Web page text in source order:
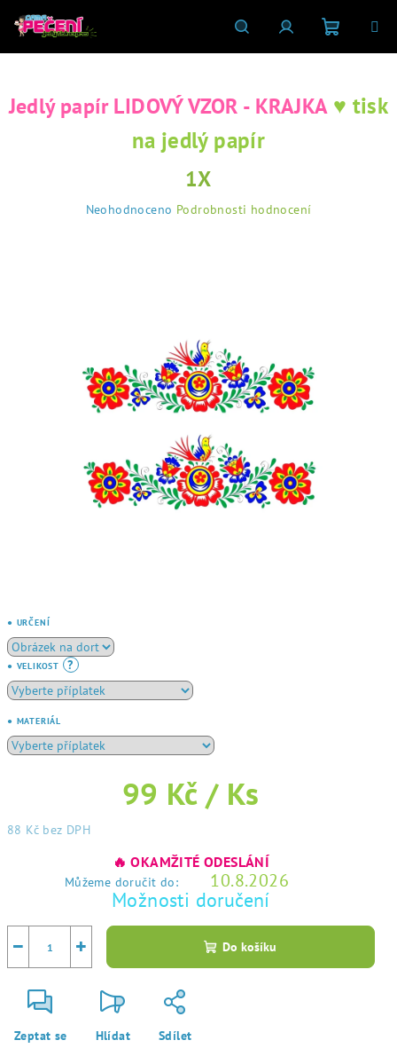
HledatPřihlášeníNákupní
košík
● URČENÍ
● VELIKOST ?
● MATERIÁL
99 Kč / Ks
88 Kč bez DPH
🔥 OKAMŽITÉ ODESLÁNÍ
Můžeme doručit do: 10.8.2026
Možnosti doručení
+
− Do košíku
Zeptat se Hlídat Sdílet
Jedlý papír LIDOVÝ VZOR - KRAJKA ♥ tisk
na jedlý papír
1X
Neohodnoceno Podrobnosti hodnocení